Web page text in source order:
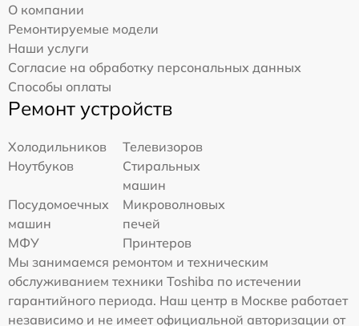
О компании
Ремонтируемые модели
Наши услуги
Согласие на обработку персональных данных
Способы оплаты
Ремонт устройств
Холодильников
Телевизоров
Ноутбуков
Стиральных
машин
Посудомоечных
машин
Микроволновых
печей
МФУ
Принтеров
Мы занимаемся ремонтом и техническим
обслуживанием техники Toshiba по истечении
гарантийного периода. Наш центр в Москве работает
независимо и не имеет официальной авторизации от